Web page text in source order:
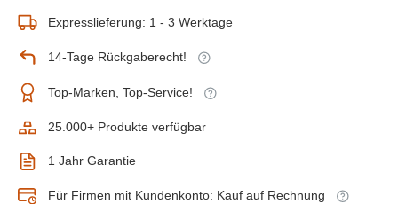
Expresslieferung: 1 - 3 Werktage
14-Tage Rückgaberecht!
Top-Marken, Top-Service!
25.000+ Produkte verfügbar
1 Jahr Garantie
Für Firmen mit Kundenkonto: Kauf auf Rechnung